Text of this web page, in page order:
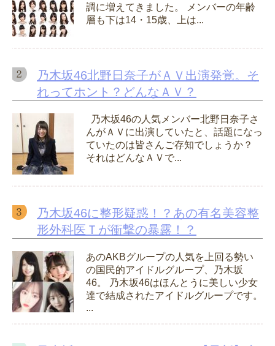
調に増えてきました。 メンバーの年齢
層も下は14・15歳、上は...
乃木坂46北野日奈子がＡＶ出演発覚。そ
れってホント？どんなＡＶ？
乃木坂46の人気メンバー北野日奈子さ
んがＡＶに出演していたと、話題になっ
ていたのは皆さんご存知でしょうか？
それはどんなＡＶで...
乃木坂46に整形疑惑！？あの有名美容整
形外科医Ｔが衝撃の暴露！？
あのAKBグループの人気を上回る勢い
の国民的アイドルグループ、乃木坂
46。 乃木坂46はほんとうに美しい少女
達で結成されたアイドルグループです。
...